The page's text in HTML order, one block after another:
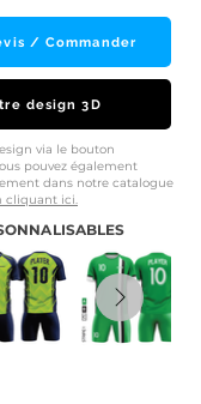
/ Commander
design 3D
via le bouton
pouvez également
dans notre catalogue
cliquant ici.